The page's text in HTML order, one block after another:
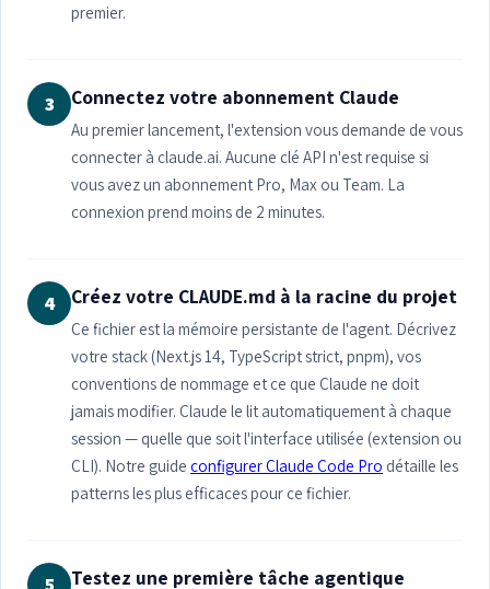
premier.
3 Connectez votre abonnement Claude
Au premier lancement, l'extension vous demande de vous
connecter à claude.ai. Aucune clé API n'est requise si
vous avez un abonnement Pro, Max ou Team. La
connexion prend moins de 2 minutes.
4 Créez votre CLAUDE.md à la racine du projet
Ce fichier est la mémoire persistante de l'agent. Décrivez
votre stack (Next.js 14, TypeScript strict, pnpm), vos
conventions de nommage et ce que Claude ne doit
jamais modifier. Claude le lit automatiquement à chaque
session — quelle que soit l'interface utilisée (extension ou
CLI). Notre guide configurer Claude Code Pro détaille les
patterns les plus efficaces pour ce fichier.
Testez une première tâche agentique